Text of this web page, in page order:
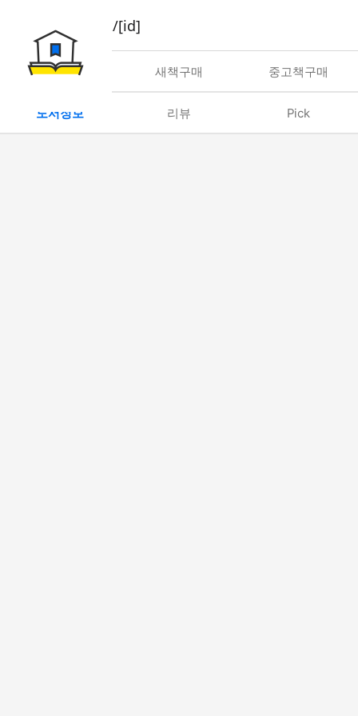
book/rent/[id]
대여 새책구매 중고책구매
도서정보 리뷰 Pick